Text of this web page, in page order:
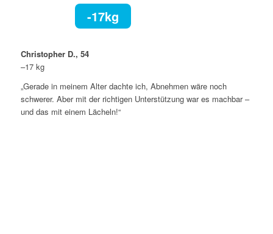
-17kg
Christopher D., 54
–17 kg
„Gerade in meinem Alter dachte ich, Abnehmen wäre noch
schwerer. Aber mit der richtigen Unterstützung war es machbar –
und das mit einem Lächeln!“